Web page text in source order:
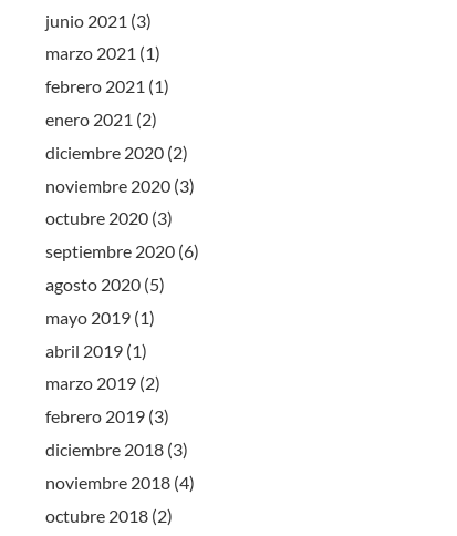
junio 2021 (3)
marzo 2021 (1)
febrero 2021 (1)
enero 2021 (2)
diciembre 2020 (2)
noviembre 2020 (3)
octubre 2020 (3)
septiembre 2020 (6)
agosto 2020 (5)
mayo 2019 (1)
abril 2019 (1)
marzo 2019 (2)
febrero 2019 (3)
diciembre 2018 (3)
noviembre 2018 (4)
octubre 2018 (2)